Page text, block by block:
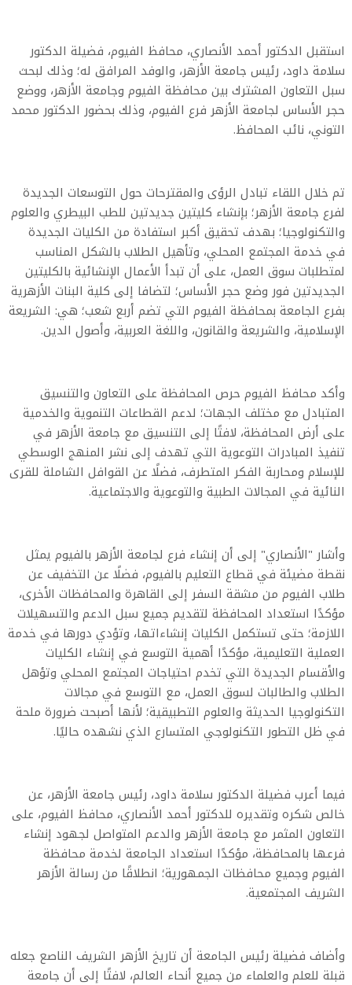
استقبل الدكتور أحمد الأنصاري، محافظ الفيوم، فضيلة الدكتور
سلامة داود، رئيس جامعة الأزهر، والوفد المرافق له؛ وذلك لبحث
سبل التعاون المشترك بين محافظة الفيوم وجامعة الأزهر، ووضع
حجر الأساس لجامعة الأزهر فرع الفيوم، وذلك بحضور الدكتور محمد
التوني، نائب المحافظ.
تم خلال اللقاء تبادل الرؤى والمقترحات حول التوسعات الجديدة
لفرع جامعة الأزهر؛ بإنشاء كليتين جديدتين للطب البيطري والعلوم
والتكنولوجيا؛ بهدف تحقيق أكبر استفادة من الكليات الجديدة
في خدمة المجتمع المحلي، وتأهيل الطلاب بالشكل المناسب
لمتطلبات سوق العمل، على أن تبدأ الأعمال الإنشائية بالكليتين
الجديدتين فور وضع حجر الأساس؛ لتضافا إلى كلية البنات الأزهرية
بفرع الجامعة بمحافظة الفيوم التي تضم أربع شعب؛ هي: الشريعة
الإسلامية، والشريعة والقانون، واللغة العربية، وأصول الدين.
وأكد محافظ الفيوم حرص المحافظة على التعاون والتنسيق
المتبادل مع مختلف الجهات؛ لدعم القطاعات التنموية والخدمية
على أرض المحافظة، لافتًا إلى التنسيق مع جامعة الأزهر في
تنفيذ المبادرات التوعوية التي تهدف إلى نشر المنهج الوسطي
للإسلام ومحاربة الفكر المتطرف، فضلًا عن القوافل الشاملة للقرى
النائية في المجالات الطبية والتوعوية والاجتماعية.
وأشار "الأنصاري" إلى أن إنشاء فرع لجامعة الأزهر بالفيوم يمثل
نقطة مضيئة في قطاع التعليم بالفيوم، فضلًا عن التخفيف عن
طلاب الفيوم من مشقة السفر إلى القاهرة والمحافظات الأخرى،
مؤكدًا استعداد المحافظة لتقديم جميع سبل الدعم والتسهيلات
اللازمة؛ حتى تستكمل الكليات إنشاءاتها، وتؤدي دورها في خدمة
العملية التعليمية، مؤكدًا أهمية التوسع في إنشاء الكليات
والأقسام الجديدة التي تخدم احتياجات المجتمع المحلي وتؤهل
الطلاب والطالبات لسوق العمل، مع التوسع في مجالات
التكنولوجيا الحديثة والعلوم التطبيقية؛ لأنها أصبحت ضرورة ملحة
في ظل التطور التكنولوجي المتسارع الذي نشهده حاليًا.
فيما أعرب فضيلة الدكتور سلامة داود، رئيس جامعة الأزهر، عن
خالص شكره وتقديره للدكتور أحمد الأنصاري، محافظ الفيوم، على
التعاون المثمر مع جامعة الأزهر والدعم المتواصل لجهود إنشاء
فرعها بالمحافظة، مؤكدًا استعداد الجامعة لخدمة محافظة
الفيوم وجميع محافظات الجمهورية؛ انطلاقًا من رسالة الأزهر
الشريف المجتمعية.
وأضاف فضيلة رئيس الجامعة أن تاريخ الأزهر الشريف الناصع جعله
قبلة للعلم والعلماء من جميع أنحاء العالم، لافتًا إلى أن جامعة